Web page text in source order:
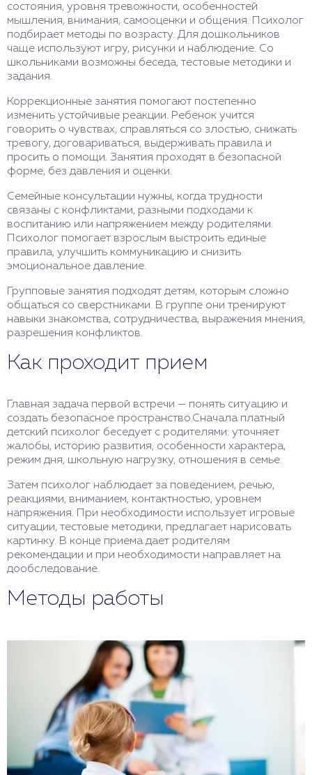
состояния, уровня тревожности, особенностей
мышления, внимания, самооценки и общения. Психолог
подбирает методы по возрасту. Для дошкольников
чаще используют игру, рисунки и наблюдение. Со
школьниками возможны беседа, тестовые методики и
задания.
Коррекционные занятия помогают постепенно
изменить устойчивые реакции. Ребенок учится
говорить о чувствах, справляться со злостью, снижать
тревогу, договариваться, выдерживать правила и
просить о помощи. Занятия проходят в безопасной
форме, без давления и оценки.
Семейные консультации нужны, когда трудности
связаны с конфликтами, разными подходами к
воспитанию или напряжением между родителями.
Психолог помогает взрослым выстроить единые
правила, улучшить коммуникацию и снизить
эмоциональное давление.
Групповые занятия подходят детям, которым сложно
общаться со сверстниками. В группе они тренируют
навыки знакомства, сотрудничества, выражения мнения,
разрешения конфликтов.
Как проходит прием
Главная задача первой встречи — понять ситуацию и
создать безопасное пространство.Сначала платный
детский психолог беседует с родителями: уточняет
жалобы, историю развития, особенности характера,
режим дня, школьную нагрузку, отношения в семье.
Затем психолог наблюдает за поведением, речью,
реакциями, вниманием, контактностью, уровнем
напряжения. При необходимости использует игровые
ситуации, тестовые методики, предлагает нарисовать
картинку. В конце приема дает родителям
рекомендации и при необходимости направляет на
дообследование.
Методы работы